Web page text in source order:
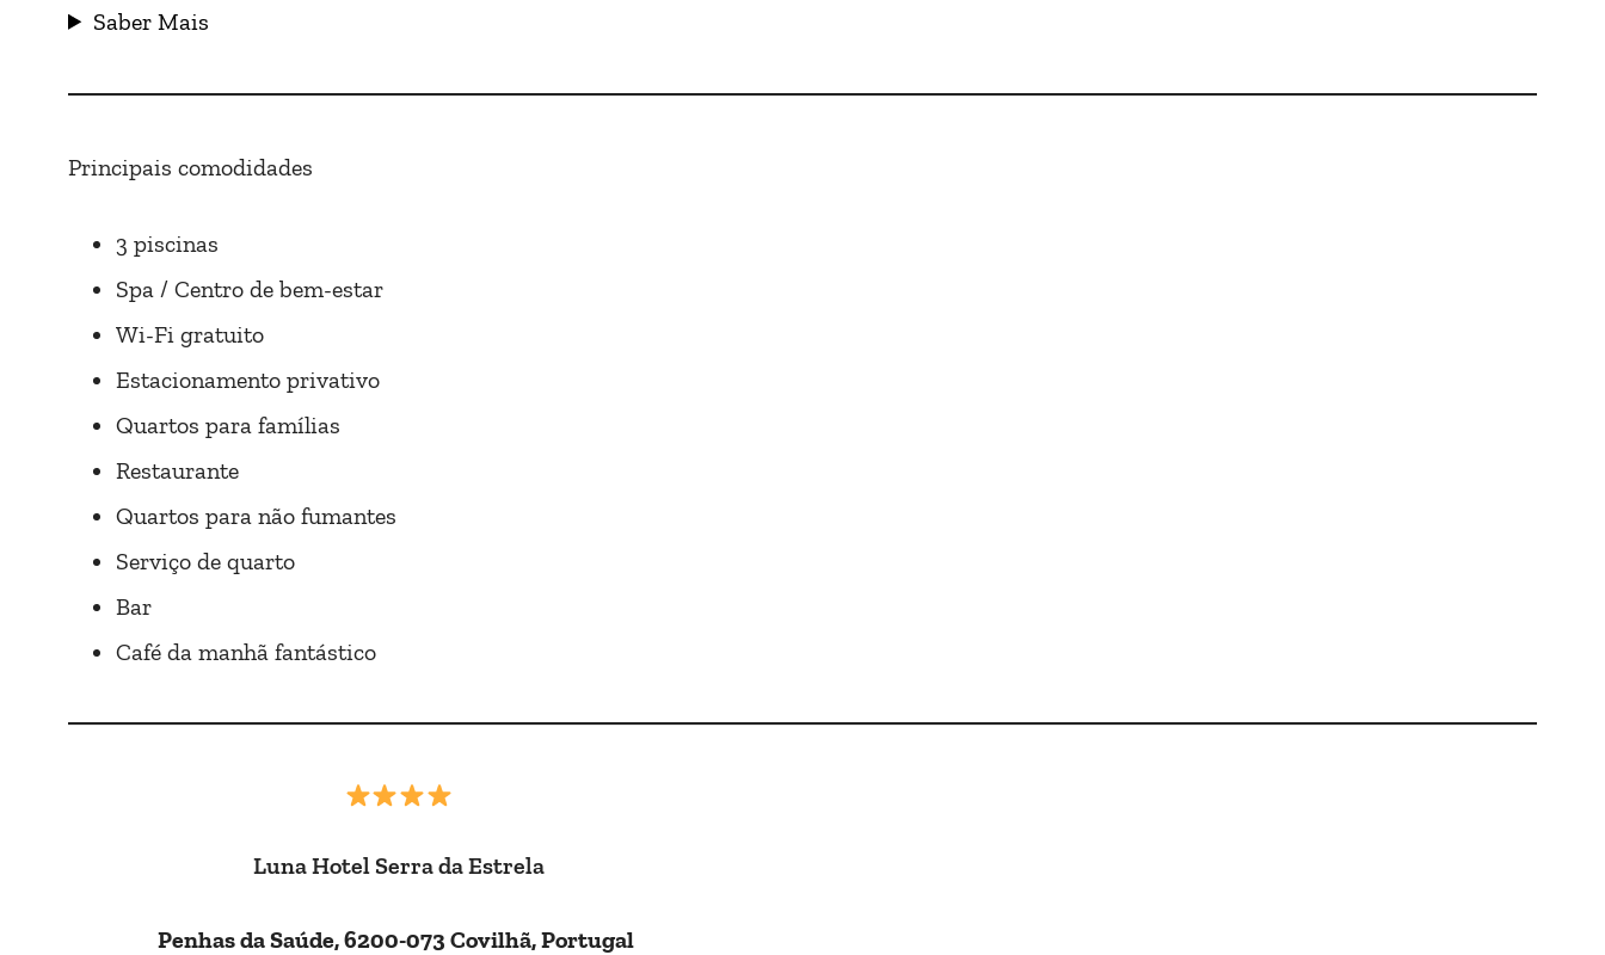
Saber Mais
Principais comodidades
3 piscinas
Spa / Centro de bem-estar
Wi-Fi gratuito
Estacionamento privativo
Quartos para famílias
Restaurante
Quartos para não fumantes
Serviço de quarto
Bar
Café da manhã fantástico
Luna Hotel Serra da Estrela
Penhas da Saúde, 6200-073 Covilhã, Portugal